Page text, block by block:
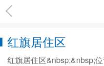
红旗居住区
红旗居住区&nbsp;&nbsp;